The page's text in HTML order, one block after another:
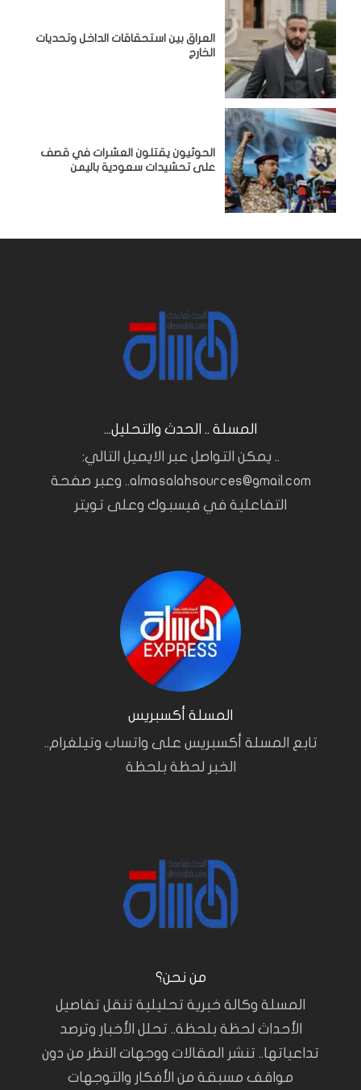
‏العراق بين استحقاقات الداخل وتحديات
الخارج
الحوثيون يقتلون العشرات في قصف
على تحشيدات سعودية باليمن
المسلة .. الحدث والتحليل...
.. يمكن التواصل عبر الايميل التالي:
almasalahsources@gmail.com.. وعبر صفحة
التفاعلية في فيسبوك وعلى تويتر
المسلة أكسبريس
تابع المسلة أكسبريس على واتساب وتيلغرام..
الخبر لحظة بلحظة
من نحن؟
المسلة وكالة خبرية تحليلية تنقل تفاصيل
الأحداث لحظة بلحظة.. تحلل الأخبار وترصد
تداعياتها.. تنشر المقالات ووجهات النظر من دون
مواقف مسبقة من الأفكار والتوجهات